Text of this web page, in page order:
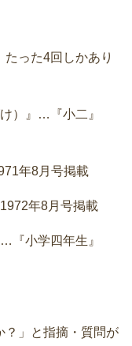
った4回しかあり
）』…『小二』
年8月号掲載
年8月号掲載
『小学四年生』
？」と指摘・質問が